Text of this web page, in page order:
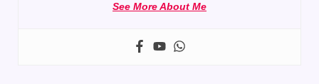
See More About Me